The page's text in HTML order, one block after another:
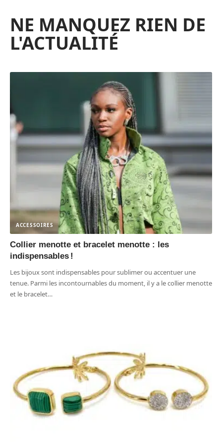
NE MANQUEZ RIEN DE
L'ACTUALITÉ
ACCESSOIRES
Collier menotte et bracelet menotte : les
indispensables !
Les bijoux sont indispensables pour sublimer ou accentuer une
tenue. Parmi les incontournables du moment, il y a le collier menotte
et le bracelet…